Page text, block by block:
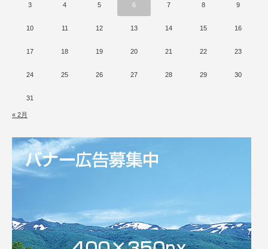
3 4 5 6 7 8 9
10 11 12 13 14 15 16
17 18 19 20 21 22 23
24 25 26 27 28 29 30
31
« 2月